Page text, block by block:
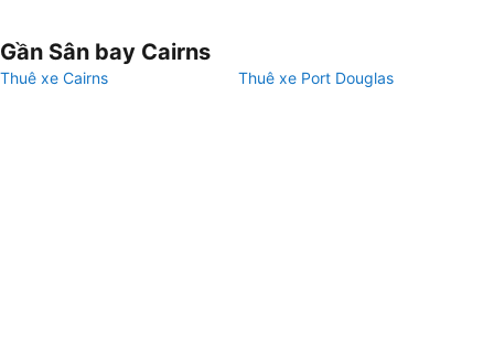
Gần Sân bay Cairns
Thuê xe Cairns Thuê xe Port Douglas